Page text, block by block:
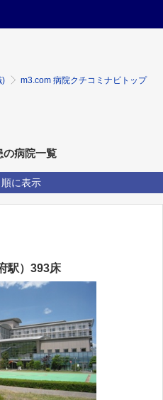
)
m3.com 病院クチコミナビトップ
の病院一覧
順に表示
駅）393床